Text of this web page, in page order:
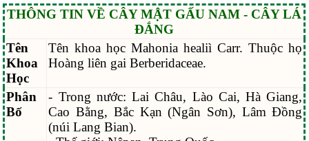
THÔNG TIN VỀ CÂY MẬT GẤU NAM - CÂY LÁ
ĐẮNG
Tên
Khoa
Học
Tên khoa học Mahonia healiì Carr. Thuộc họ
Hoàng liên gai Berberidaceae.
Phân
Bố
- Trong nước: Lai Châu, Lào Cai, Hà Giang,
Cao Bằng, Bắc Kạn (Ngân Sơn), Lâm Đồng
(núi Lang Bian).